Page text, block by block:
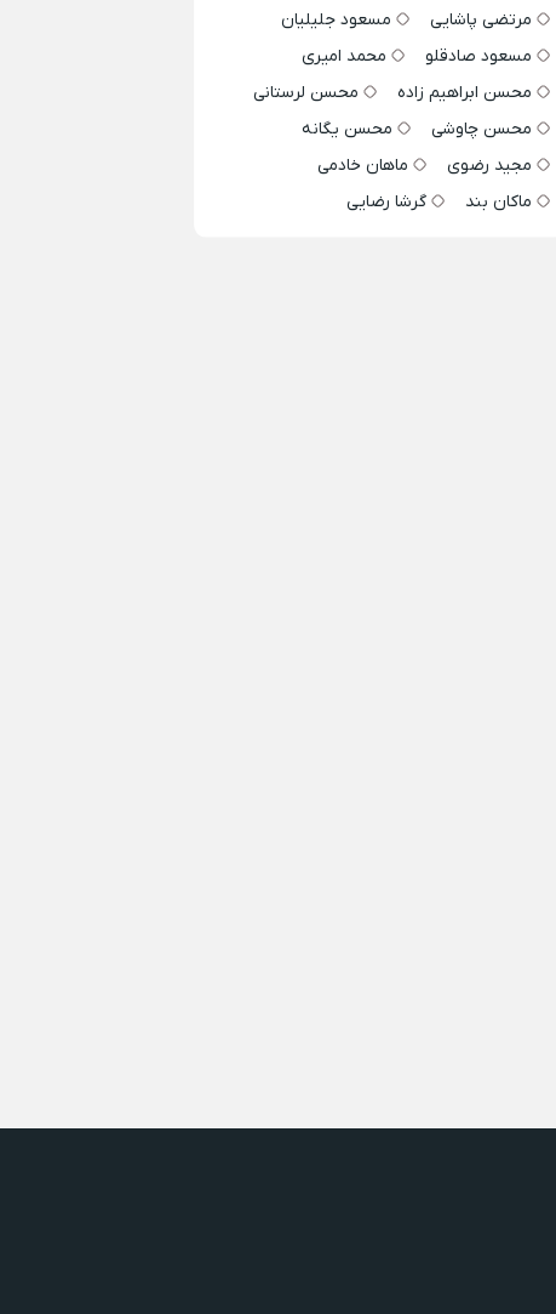
مرتضی پاشایی
مسعود جلیلیان
مسعود صادقلو
محمد امیری
محسن ابراهیم زاده
محسن لرستانی
محسن چاوشی
محسن یگانه
مجید رضوی
ماهان خادمی
ماکان بند
گرشا رضایی